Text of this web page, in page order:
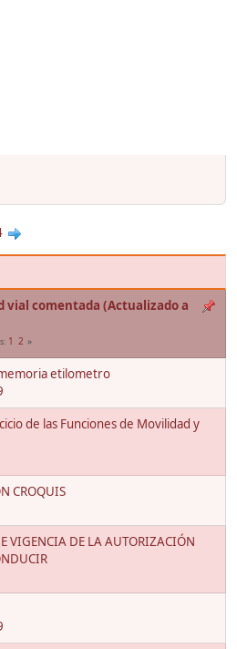
vial comentada (Actualizado a
1 2
etilometro
de las Funciones de Movilidad y
CROQUIS
VIGENCIA DE LA AUTORIZACIÓN